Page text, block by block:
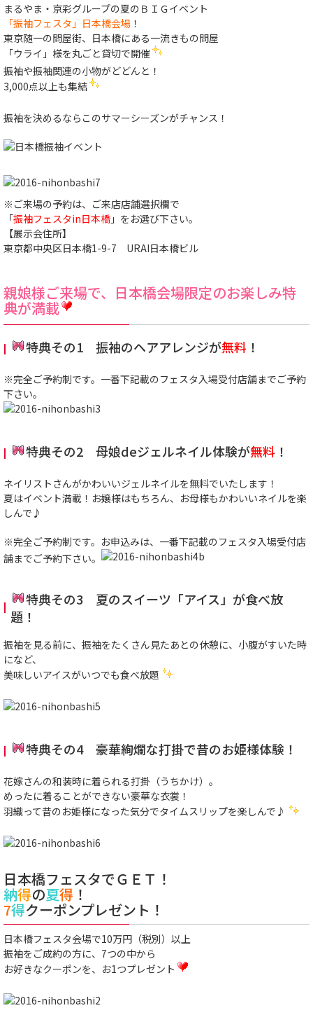
まるやま・京彩グループの夏のＢＩＧイベント
「振袖フェスタ」日本橋会場 ！
東京随一の問屋街、日本橋にある一流きもの問屋
「ウライ」様を丸ごと貸切で開催
振袖や振袖関連の小物がどどんと！
3,000点以上も集結
振袖を決めるならこのサマーシーズンがチャンス！
※ご来場の予約は、ご来店店舗選択欄で
「振袖フェスタin日本橋 」をお選び下さい。
【展示会住所】
東京都中央区日本橋1-9-7 URAI日本橋ビル
親娘様ご来場で、日本橋会場限定のお楽しみ特
典が満載
特典その1 振袖のヘアアレンジが無料 ！
※完全ご予約制です。一番下記載のフェスタ入場受付店舗までご予約
下さい。
特典その2 母娘deジェルネイル体験が無料 ！
ネイリストさんがかわいいジェルネイルを無料でいたします！
夏はイベント満載！お嬢様はもちろん、お母様もかわいいネイルを楽
しんで♪
※完全ご予約制です。お申込みは、一番下記載のフェスタ入場受付店
舗までご予約下さい。
特典その3 夏のスイーツ「アイス」が食べ放
題！
振袖を見る前に、振袖をたくさん見たあとの休憩に、小腹がすいた時
になど、
美味しいアイスがいつでも食べ放題
特典その4 豪華絢爛な打掛で昔のお姫様体験！
花嫁さんの和装時に着られる打掛（うちかけ）。
めったに着ることができない豪華な衣裳！
羽織って昔のお姫様になった気分でタイムスリップを楽しんで♪
日本橋フェスタでＧＥＴ！
納得の夏得 ！
7得クーポンプレゼント！
日本橋フェスタ会場で10万円（税別）以上
振袖をご成約の方に、7つの中から
お好きなクーポンを、お1つプレゼント